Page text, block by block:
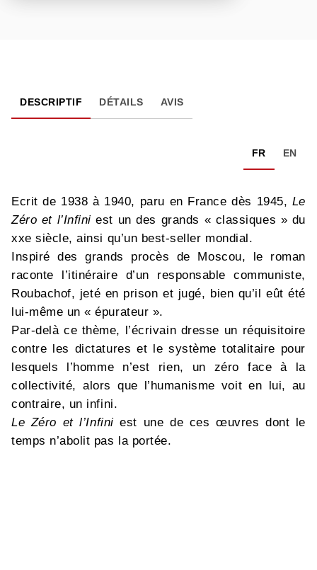
DESCRIPTIF DÉTAILS AVIS
FR EN
Ecrit de 1938 à 1940, paru en France dès 1945, Le
Zéro et l’Infini est un des grands « classiques » du
xxe siècle, ainsi qu’un best-seller mondial.
Inspiré des grands procès de Moscou, le roman
raconte l’itinéraire d’un responsable communiste,
Roubachof, jeté en prison et jugé, bien qu’il eût été
lui-même un « épurateur ».
Par-delà ce thème, l’écrivain dresse un réquisitoire
contre les dictatures et le système totalitaire pour
lesquels l’homme n’est rien, un zéro face à la
collectivité, alors que l’humanisme voit en lui, au
contraire, un infini.
Le Zéro et l’Infini est une de ces œuvres dont le
temps n’abolit pas la portée.